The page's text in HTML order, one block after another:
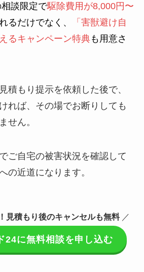
談限定で駆除費用が8,000円〜
るだけでなく、
「害獣避け自
るキャンペーン特典も用意さ
積もり提示を依頼した後で、
れば、その場でお断りしても
せん。
ご自宅の被害状況を確認して
の近道になります。
見積もり後のキャンセルも無料／
24に無料相談を申し込む